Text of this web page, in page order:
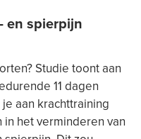
en spierpijn
Studie toont aan
11 dagen
aan krachttraining
het verminderen van